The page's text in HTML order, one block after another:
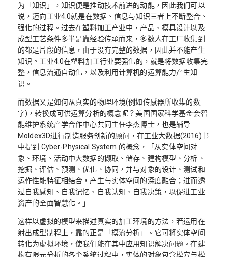
为「知识」，知识便是推动技术前进的动能，因此我们可以
说，迈向工业4.0就是在数据、信息与知识三者上不断整合、
强化的过程。过去在塑料加工产业中，产品、模具设计以及
成型工艺条件多半是靠经验传承而来，多数人在工厂收集到
的都是片段的信息，由于没有完整的数据，因此并不能产生
知识。工业4.0在塑料加工行业要强化的，就是将数据收集完
整，信息流通自动化，以及利用计算机的运算能力产生知
识。
而数据又是如何从真实的物理环境(例如传感器所收集的数
字)，转换成可供运算分析的概念呢？美国国家科学基金会智
能维护系统产学合作中心共同主任李杰博士，也是辅导
Moldex3D进行制造服务创新的顾问，在工业大数据(2016)书
中提到 Cyber-Physical System 的概念，「从实体空间对
象、环境、活动中大数据的撷取、储存、建构模型、分析、
挖掘、评估、预测、优化、协同，并与对象的设计、测试和
运作性能特征相结合，产生与实体空间的深度融合；进而透
过自我感知、自我记忆、自我认知、自我决策，以促进工业
资产的全面智慧化。」
这样以虚拟的模型来描述真实的加工环境的方法，若运用在
射出成型制程上，靠的正是「模流分析」。它可将实体空间
转化为虚拟环境，使我们能在其中应用知识解决问题。在建
构有限元分析的各个系统过程中，实体的对象包含模穴与模